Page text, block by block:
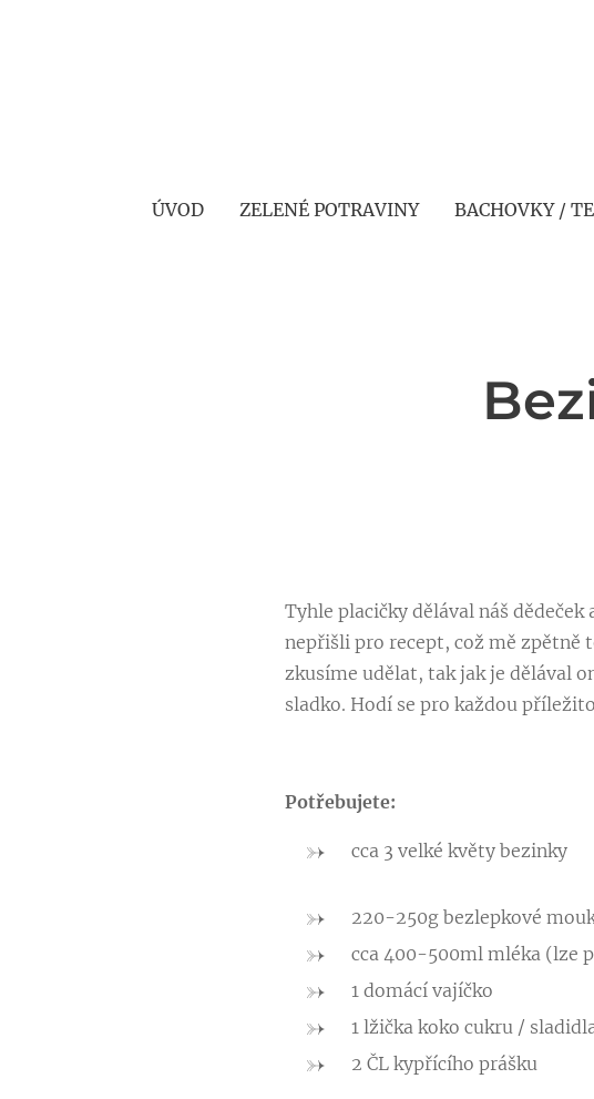
ÚVOD ZELENÉ POTRAVINY BACHOVKY /
Tyhle placičky dělával náš
nepřišli pro recept, což mě zpětně
zkusíme udělat, tak jak je dělával
sladko. Hodí se pro každou
Potřebujete:
cca 3 velké květy bezinky
220-250g bezlepkové
cca 400-500ml mléka (lze
1 domácí vajíčko
1 lžička koko cukru /
2 ČL kypřícího prášku